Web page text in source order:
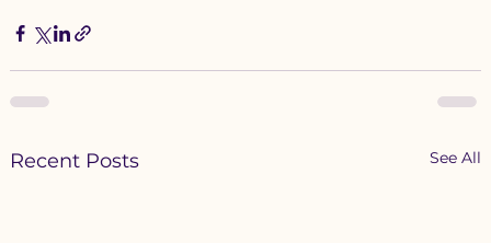
Recent Posts See All